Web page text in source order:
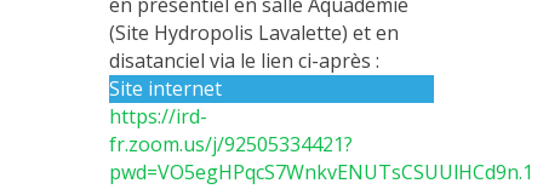
MÉTHODES ET OUTILS
LOGICIELS
PUBLICATIONS SUR HAL
(Site Hydropolis Lavalette) et en
disatanciel via le lien ci-après :
Site internet
https://ird-
fr.zoom.us/j/92505334421?
pwd=VO5egHPqcS7WnkvENUTsCSUUlHCd9n.1